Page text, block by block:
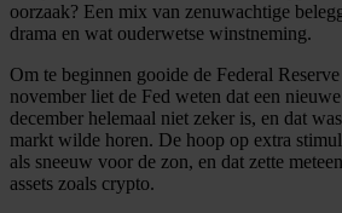
oorzaak? Een mix van zenuwachtige
drama en wat ouderwetse winstneming.
Om te beginnen gooide de Federal
november liet de Fed weten dat een nieuwe
december helemaal niet zeker is, en dat
markt wilde horen. De hoop op extra
als sneeuw voor de zon, en dat zette
assets zoals crypto.